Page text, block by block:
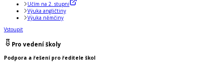
Učím na 2. stupni
Výuka angličtiny
Výuka němčiny
Vstoupit
Pro vedení školy
Podpora a řešení pro ředitele škol